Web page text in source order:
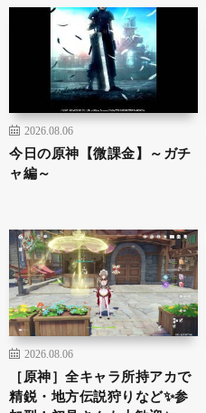
2026.08.06
今日の原神【微課金】～ガチ
ャ編～
2026.08.06
［原神］全キャラ所持アカで
精鋭・地方伝説狩りなど✨参